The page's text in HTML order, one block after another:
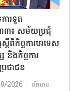
ារទូត
៣៖ សម័យប្រជុំ
តីពីកិច្ច​ការបរទេស
និងកិច្ច​ការ
ជាជន
2026 ព័ត៌មាន